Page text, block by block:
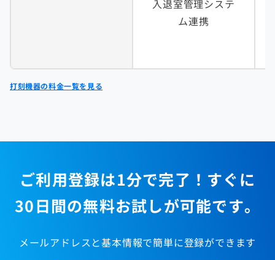
入退室管理システ
ム連携
打刻機器の料金一覧を見る
ご利用登録は1分で完了！すぐに
30日間の無料お試しが可能です。
メールアドレスと基本情報で簡単に登録ができます